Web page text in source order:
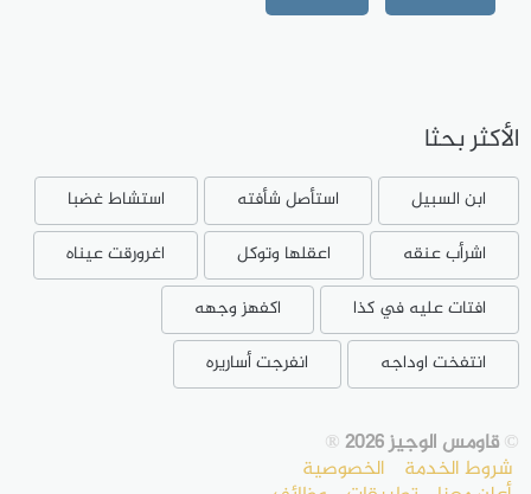
الأكثر بحثا
ابن السبيل استأصل شأفته
استشاط غضبا
اشرأب عنقه
اعقلها وتوكل
اغرورقت عيناه
افتات عليه في كذا
اكفهز وجهه
انتفخت اوداجه
انفرجت أساريره
©قاومس الوجيز 2026 ®
شروط الخدمة الخصوصية